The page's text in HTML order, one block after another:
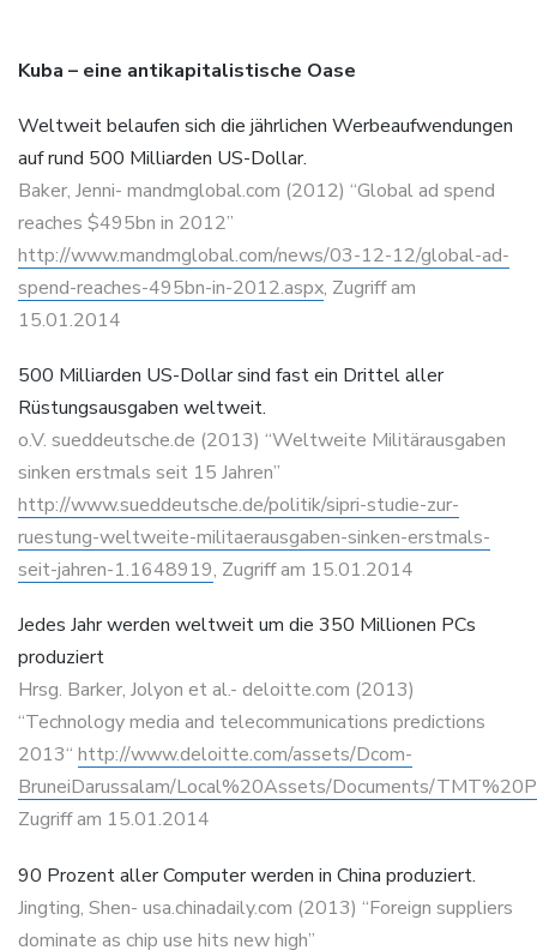
Kuba – eine antikapitalistische Oase
Weltweit belaufen sich die jährlichen Werbeaufwendungen
auf rund 500 Milliarden US-Dollar.
Baker, Jenni- mandmglobal.com (2012) “Global ad spend
reaches $495bn in 2012”
http://www.mandmglobal.com/news/03-12-12/global-ad-
spend-reaches-495bn-in-2012.aspx, Zugriff am
15.01.2014
500 Milliarden US-Dollar sind fast ein Drittel aller
Rüstungsausgaben weltweit.
o.V. sueddeutsche.de (2013) “Weltweite Militärausgaben
sinken erstmals seit 15 Jahren”
http://www.sueddeutsche.de/politik/sipri-studie-zur-
ruestung-weltweite-militaerausgaben-sinken-erstmals-
seit-jahren-1.1648919, Zugriff am 15.01.2014
Jedes Jahr werden weltweit um die 350 Millionen PCs
produziert
Hrsg. Barker, Jolyon et al.- deloitte.com (2013)
“Technology media and telecommunications predictions
2013“ http://www.deloitte.com/assets/Dcom-
BruneiDarussalam/Local%20Assets/Documents/
Zugriff am 15.01.2014
90 Prozent aller Computer werden in China produziert.
Jingting, Shen- usa.chinadaily.com (2013) “Foreign suppliers
dominate as chip use hits new high”